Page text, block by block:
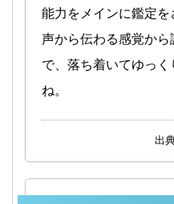
能力をメインに鑑定
声から伝わる感覚か
で、落ち着いてゆっ
ね。
出